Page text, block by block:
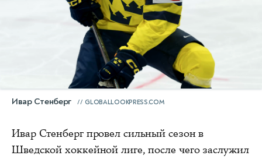
Ивар Стенберг GLOBALLOOKPRESS.COM
Ивар Стенберг провел сильный сезон в
Шведской хоккейной лиге, после чего заслужил